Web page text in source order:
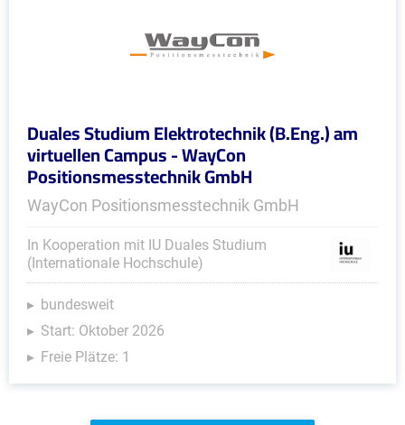
Duales Studium Elektrotechnik (B.Eng.) am
virtuellen Campus - WayCon
Positionsmesstechnik GmbH
WayCon Positionsmesstechnik GmbH
In Kooperation mit IU Duales Studium
(Internationale Hochschule)
bundesweit
Start: Oktober 2026
Freie Plätze: 1